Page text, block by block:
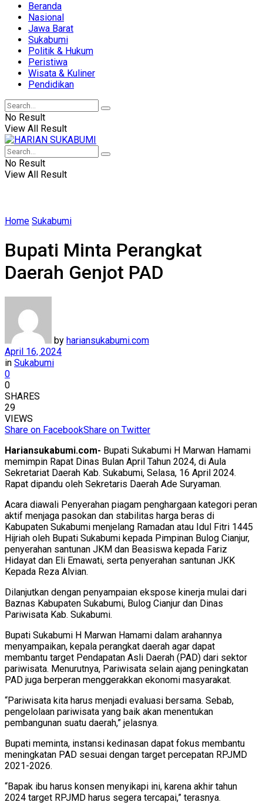
Beranda
Nasional
Jawa Barat
Sukabumi
Politik & Hukum
Peristiwa
Wisata & Kuliner
Pendidikan
No Result
View All Result
No Result
View All Result
Home Sukabumi
Bupati Minta Perangkat
Daerah Genjot PAD
by hariansukabumi.com
April 16, 2024
in Sukabumi
0
0
SHARES
29
VIEWS
Share on FacebookShare on Twitter
Hariansukabumi.com- Bupati Sukabumi H Marwan Hamami
memimpin Rapat Dinas Bulan April Tahun 2024, di Aula
Sekretariat Daerah Kab. Sukabumi, Selasa, 16 April 2024.
Rapat dipandu oleh Sekretaris Daerah Ade Suryaman.
Acara diawali Penyerahan piagam penghargaan kategori peran
aktif menjaga pasokan dan stabilitas harga beras di
Kabupaten Sukabumi menjelang Ramadan atau Idul Fitri 1445
Hijriah oleh Bupati Sukabumi kepada Pimpinan Bulog Cianjur,
penyerahan santunan JKM dan Beasiswa kepada Fariz
Hidayat dan Eli Emawati, serta penyerahan santunan JKK
Kepada Reza Alvian.
Dilanjutkan dengan penyampaian ekspose kinerja mulai dari
Baznas Kabupaten Sukabumi, Bulog Cianjur dan Dinas
Pariwisata Kab. Sukabumi.
Bupati Sukabumi H Marwan Hamami dalam arahannya
menyampaikan, kepala perangkat daerah agar dapat
membantu target Pendapatan Asli Daerah (PAD) dari sektor
pariwisata. Menurutnya, Pariwisata selain ajang peningkatan
PAD juga berperan menggerakkan ekonomi masyarakat.
“Pariwisata kita harus menjadi evaluasi bersama. Sebab,
pengelolaan pariwisata yang baik akan menentukan
pembangunan suatu daerah,” jelasnya.
Bupati meminta, instansi kedinasan dapat fokus membantu
meningkatan PAD sesuai dengan target percepatan RPJMD
2021-2026.
“Bapak ibu harus konsen menyikapi ini, karena akhir tahun
2024 target RPJMD harus segera tercapai,” terasnya.